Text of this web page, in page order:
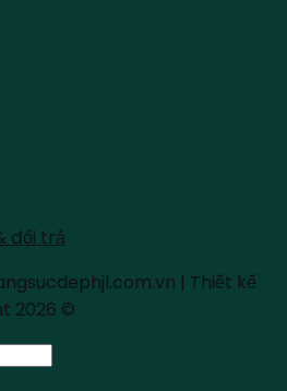
đổi trả
| Thiết kế
2026 ©